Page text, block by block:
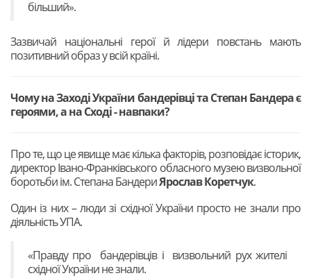
більший».
Зазвичай національні герої й лідери повстань мають
позитивний образ у всій країні.
Чому на Заході України бандерівці та Степан Бандера є
героями, а на Сході - навпаки?
Про те, що це явище має кілька факторів, розповідає історик,
директор Івано-Франківського обласного музею визвольної
боротьби ім. Степана БандериЯрослав Коретчук.
Один із них – люди зі східної України просто не знали про
діяльність УПА.
«Правду про бандерівців і визвольний рух жителі
східної України не знали.